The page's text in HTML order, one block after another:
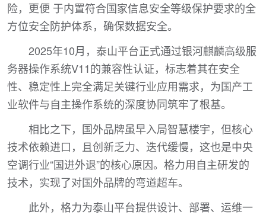
险，更便 于内置符合国家信息安全等级保护要求的全
方位安全防护体系，确保数据安全。
2025年10月，泰山平台正式通过银河麒麟高级服
务器操作系统V11的兼容性认证，标志着其在安全
性、稳定性上完全满足关键行业应用需求，为国产工
业软件与自主操作系统的深度协同筑牢了根基。
相比之下，国外品牌虽早入局智慧楼宇，但核心
技术依赖进口，且创新乏力、迭代缓慢，这也是中央
空调行业“国进外退”的核心原因。格力用自主研发的
技术，实现了对国外品牌的弯道超车。
此外，格力为泰山平台提供设计、部署、运维一